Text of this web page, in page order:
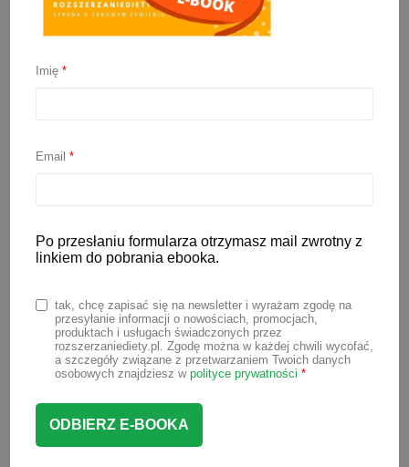
Ciasteczka dla dzieci –
porównanie składu
jak zapewniają producenci. I czy
niemowlęta podczas
ogóle potrzebują słodkich przekąsek
między posiłkami. Jeśli interesuje Cię ten
temat, zapraszam do lektury.
Słodkie przekąski dla
niemowląt?
Imię*
Email*
Po przesłaniu formularza otrzymasz mail zwrotny z
linkiem do pobrania ebooka.
tak, chcę zapisać się na newsletter i wyrażam zgodę na
przesyłanie informacji o nowościach, promocjach,
produktach i usługach świadczonych przez
rozszerzaniediety.pl. Zgodę można w każdej chwili wycofać,
a szczegóły związane z przetwarzaniem Twoich danych
osobowych znajdziesz w polityce prywatności *